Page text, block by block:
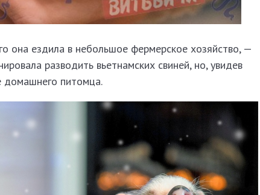
она ездила в небольшое фермерское хозяйство, —
разводить вьетнамских свиней, но, увидев
домашнего питомца.